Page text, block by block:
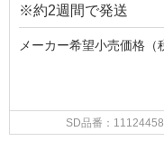
※約2週間で発送
メーカー希望小売価格（
SD品番：